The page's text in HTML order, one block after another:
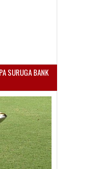
SURUGA BANK